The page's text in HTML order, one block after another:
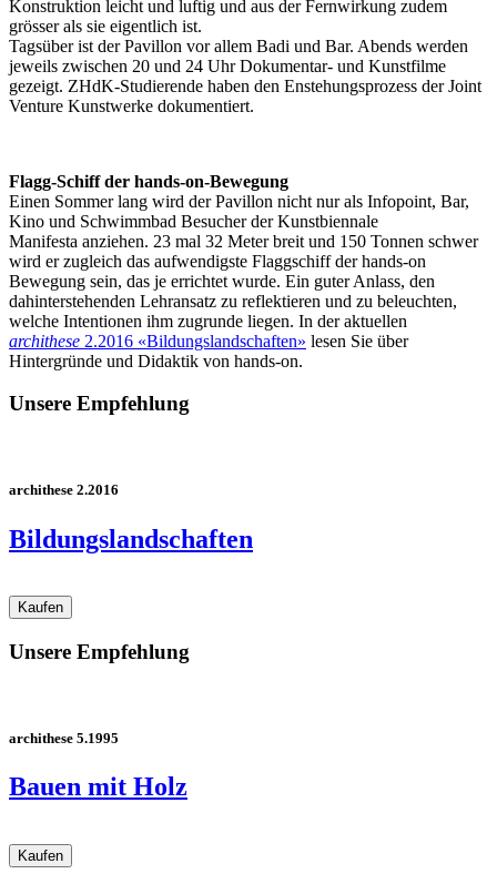
Konstruktion leicht und luftig und aus der Fernwirkung zudem
grösser als sie eigentlich ist.
Tagsüber ist der Pavillon vor allem Badi und Bar. Abends werden
jeweils zwischen 20 und 24 Uhr Dokumentar- und Kunstfilme
gezeigt. ZHdK-Studierende haben den Enstehungsprozess der Joint
Venture Kunstwerke dokumentiert.
Flagg-Schiff der hands-on-Bewegung
Einen Sommer lang wird der Pavillon nicht nur als Infopoint, Bar,
Kino und Schwimmbad Besucher der Kunstbiennale
Manifesta anziehen. 23 mal 32 Meter breit und 150 Tonnen schwer
wird er zugleich das aufwendigste Flaggschiff der hands-on
Bewegung sein, das je errichtet wurde. Ein guter Anlass, den
dahinterstehenden Lehransatz zu reflektieren und zu beleuchten,
welche Intentionen ihm zugrunde liegen. In der aktuellen
archithese 2.2016 «Bildungslandschaften» lesen Sie über
Hintergründe und Didaktik von hands-on.
Unsere Empfehlung
archithese 2.2016
Bildungslandschaften
Unsere Empfehlung
archithese 5.1995
Bauen mit Holz